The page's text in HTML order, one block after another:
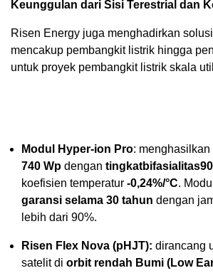
Keunggulan dari Sisi Terestrial dan
Risen Energy juga menghadirkan
mencakup pembangkit listrik hingga
untuk proyek pembangkit listrik skala
Modul Hyper-ion Pro:
740 Wp dengan tingkatbifasialitas
koefisien temperatur -0,24%/°C.
garansi selama 30 tahun dengan
lebih dari 90%.
Risen Flex Nova (pHJT): dirancang
satelit di orbit rendah Bumi (Low